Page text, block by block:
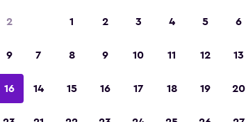
2
9
16
1 2 3 4 5 6
7 8 9 10 11 12 13
14 15 16 17 18 19 20